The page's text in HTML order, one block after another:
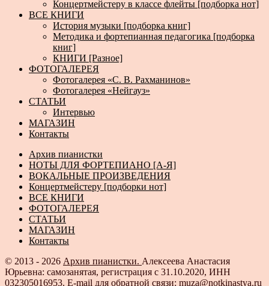
Концертмейстеру в классе флейты [подборка нот]
ВСЕ КНИГИ
История музыки [подборка книг]
Методика и фортепианная педагогика [подборка
книг]
КНИГИ [Разное]
ФОТОГАЛЕРЕЯ
Фотогалерея «С. В. Рахманинов»
Фотогалерея «Нейгауз»
СТАТЬИ
Интервью
МАГАЗИН
Контакты
Архив пианистки
НОТЫ ДЛЯ ФОРТЕПИАНО [А-Я]
ВОКАЛЬНЫЕ ПРОИЗВЕДЕНИЯ
Концертмейстеру [подборки нот]
ВСЕ КНИГИ
ФОТОГАЛЕРЕЯ
СТАТЬИ
МАГАЗИН
Контакты
© 2013 - 2026 Архив пианистки. Алексеева Анастасия
Юрьевна: самозанятая, регистрация с 31.10.2020, ИНН
032305016953. E-mail для обратной связи: muza@notkinastya.ru